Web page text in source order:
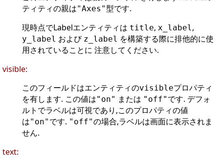
ティティの親は"Axes"型です.
現時点でLabelエンティティは title, x_label ,
y_label および z_label を構築する際に排他的に使
用されていることに 注意してください.
visible:
このフィールドはエンティティのvisibleプロパティ
を有します. この値は"on" または "off" です. デフォ
ルトでラベルは可視であり,このプロパティの値
は"on" です. "off"の場合,ラベルは画面に表示されま
せん.
text: